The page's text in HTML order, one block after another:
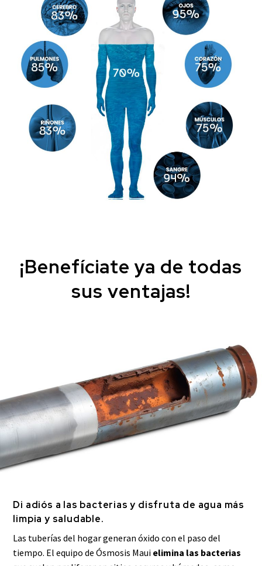
¡Benefíciate ya de todas
sus ventajas!
Di adiós a las bacterias y disfruta de agua más
limpia y saludable.
Las tuberías del hogar generan óxido con el paso del
tiempo. El equipo de Ósmosis Maui elimina las bacterias